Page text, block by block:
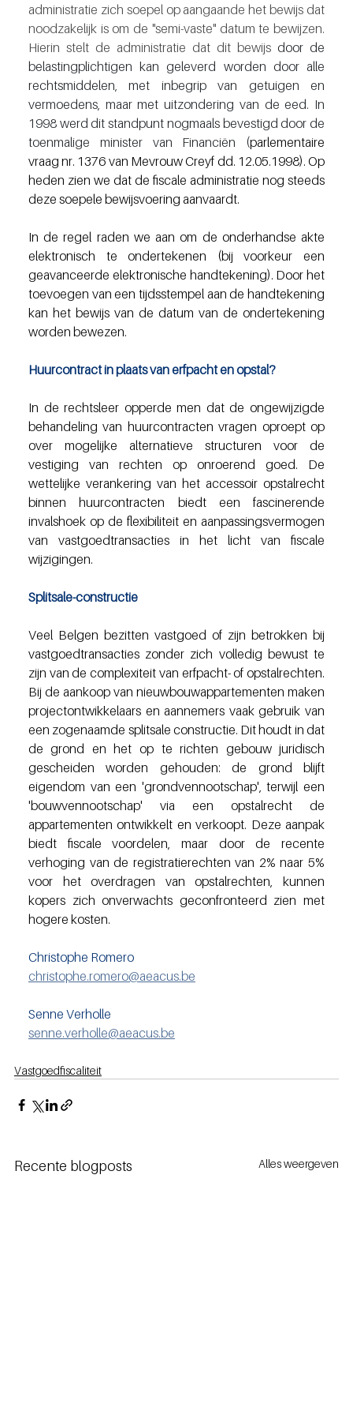
administratie zich soepel op aangaande het bewijs dat
noodzakelijk is om de "semi-vaste" datum te bewijzen.
Hierin stelt de administratie dat dit bewijs door de
belastingplichtigen kan geleverd worden door alle
rechtsmiddelen, met inbegrip van getuigen en
vermoedens, maar met uitzondering van de eed. In
1998 werd dit standpunt nogmaals bevestigd door de
toenmalige minister van Financiën (parlementaire
vraag nr. 1376 van Mevrouw Creyf dd. 12.05.1998). Op
heden zien we dat de fiscale administratie nog steeds
deze soepele bewijsvoering aanvaardt.
In de regel raden we aan om de onderhandse akte
elektronisch te ondertekenen (bij voorkeur een
geavanceerde elektronische handtekening). Door het
toevoegen van een tijdsstempel aan de handtekening
kan het bewijs van de datum van de ondertekening
worden bewezen.
Huurcontract in plaats van erfpacht en opstal?
In de rechtsleer opperde men dat de ongewijzigde
behandeling van huurcontracten vragen oproept op
over mogelijke alternatieve structuren voor de
vestiging van rechten op onroerend goed. De
wettelijke verankering van het accessoir opstalrecht
binnen huurcontracten biedt een fascinerende
invalshoek op de flexibiliteit en aanpassingsvermogen
van vastgoedtransacties in het licht van fiscale
wijzigingen.
Splitsale-constructie
Veel Belgen bezitten vastgoed of zijn betrokken bij
vastgoedtransacties zonder zich volledig bewust te
zijn van de complexiteit van erfpacht- of opstalrechten.
Bij de aankoop van nieuwbouwappartementen maken
projectontwikkelaars en aannemers vaak gebruik van
een zogenaamde splitsale constructie. Dit houdt in dat
de grond en het op te richten gebouw juridisch
gescheiden worden gehouden: de grond blijft
eigendom van een 'grondvennootschap', terwijl een
'bouwvennootschap' via een opstalrecht de
appartementen ontwikkelt en verkoopt. Deze aanpak
biedt fiscale voordelen, maar door de recente
verhoging van de registratierechten van 2% naar 5%
voor het overdragen van opstalrechten, kunnen
kopers zich onverwachts geconfronteerd zien met
hogere kosten.
Christophe Romero
christophe.romero@aeacus.be
Senne Verholle
senne.verholle@aeacus.be
Vastgoedfiscaliteit
Recente blogposts Alles weergeven